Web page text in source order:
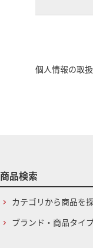
個人情報の取
商品検索
カテゴリから商品を
ブランド・商品タイ